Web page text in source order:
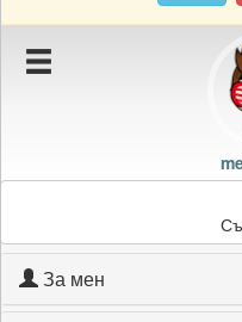
Подаръците на
Картичките на
Блокирай metodi_620
За мен